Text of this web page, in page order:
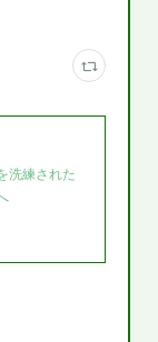
洗練された